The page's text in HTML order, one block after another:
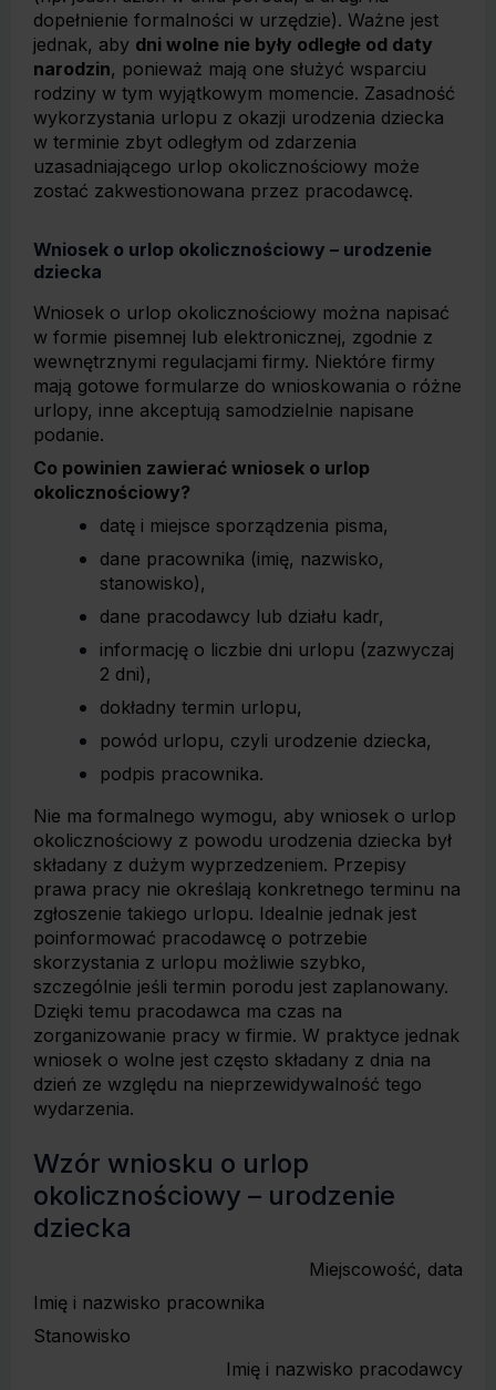
dopełnienie formalności w urzędzie). Ważne jest
jednak, aby dni wolne nie były odległe od daty
narodzin, ponieważ mają one służyć wsparciu
rodziny w tym wyjątkowym momencie. Zasadność
wykorzystania urlopu z okazji urodzenia dziecka
w terminie zbyt odległym od zdarzenia
uzasadniającego urlop okolicznościowy może
zostać zakwestionowana przez pracodawcę.
Wniosek o urlop okolicznościowy – urodzenie
dziecka
Wniosek o urlop okolicznościowy można napisać
w formie pisemnej lub elektronicznej, zgodnie z
wewnętrznymi regulacjami firmy. Niektóre firmy
mają gotowe formularze do wnioskowania o różne
urlopy, inne akceptują samodzielnie napisane
podanie.
Co powinien zawierać wniosek o urlop
okolicznościowy?
datę i miejsce sporządzenia pisma,
dane pracownika (imię, nazwisko,
stanowisko),
dane pracodawcy lub działu kadr,
informację o liczbie dni urlopu (zazwyczaj
2 dni),
dokładny termin urlopu,
powód urlopu, czyli urodzenie dziecka,
podpis pracownika.
Nie ma formalnego wymogu, aby wniosek o urlop
okolicznościowy z powodu urodzenia dziecka był
składany z dużym wyprzedzeniem. Przepisy
prawa pracy nie określają konkretnego terminu na
zgłoszenie takiego urlopu. Idealnie jednak jest
poinformować pracodawcę o potrzebie
skorzystania z urlopu możliwie szybko,
szczególnie jeśli termin porodu jest zaplanowany.
Dzięki temu pracodawca ma czas na
zorganizowanie pracy w firmie. W praktyce jednak
wniosek o wolne jest często składany z dnia na
dzień ze względu na nieprzewidywalność tego
wydarzenia.
Wzór wniosku o urlop
okolicznościowy – urodzenie
dziecka
Miejscowość, data
Imię i nazwisko pracownika
Stanowisko
Imię i nazwisko pracodawcy